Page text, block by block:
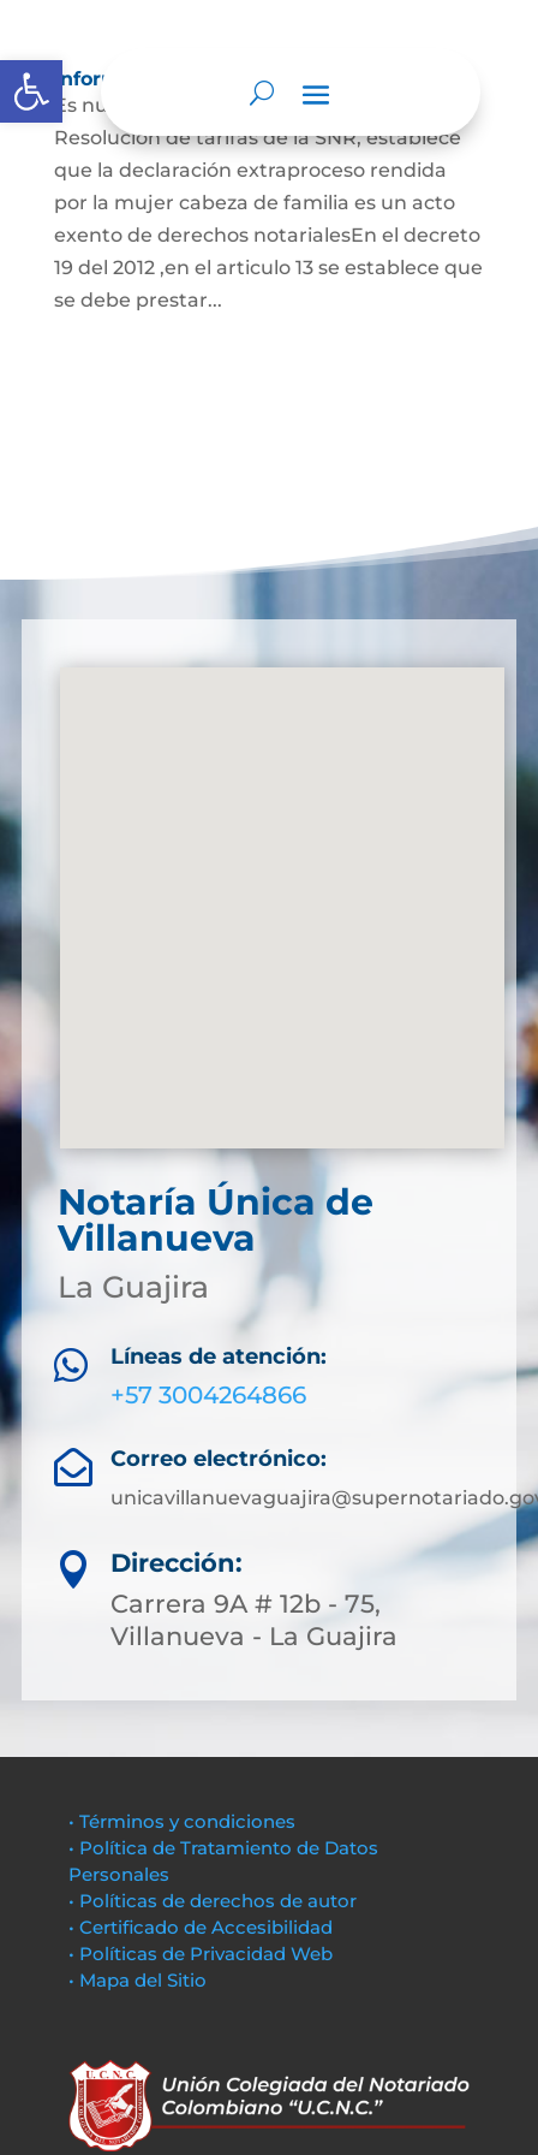
Abrir barra de herramientas
Información para Mujeres.
Es nuestro deber informar que La
Resolución de tarifas de la SNR, establece
que la declaración extraproceso rendida
por la mujer cabeza de familia es un acto
exento de derechos notarialesEn el decreto
19 del 2012 ,en el articulo 13 se establece que
se debe prestar...
Notaría Única de
Villanueva
La Guajira
 Líneas de atención:
+57 3004264866
 Correo electrónico:

Dirección:
Carrera 9A # 12b - 75,
Villanueva - La Guajira
• Términos y condiciones
• Política de Tratamiento de Datos
Personales
• Políticas de derechos de autor
• Certificado de Accesibilidad
• Políticas de Privacidad Web
• Mapa del Sitio